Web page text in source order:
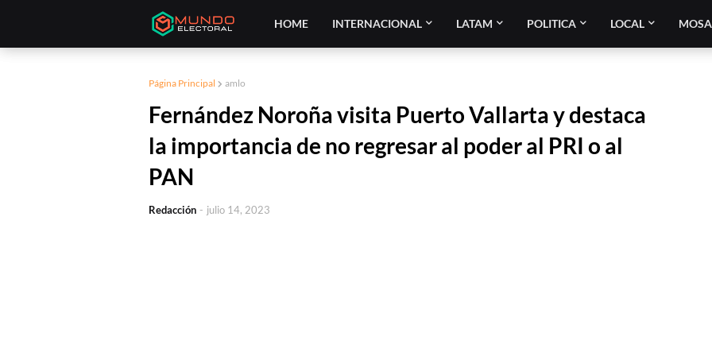
HOME INTERNACIONAL LATAM POLITICA LOCAL
Página Principal amlo
Fernández Noroña visita Puerto Vallarta y destaca
la importancia de no regresar al poder al PRI o al
PAN
Redacción - julio 14, 2023